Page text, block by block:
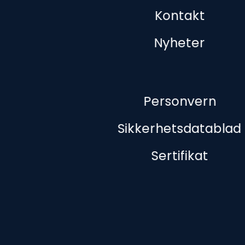
Kontakt
Nyheter
Personvern
Sikkerhetsdatablad
Sertifikat